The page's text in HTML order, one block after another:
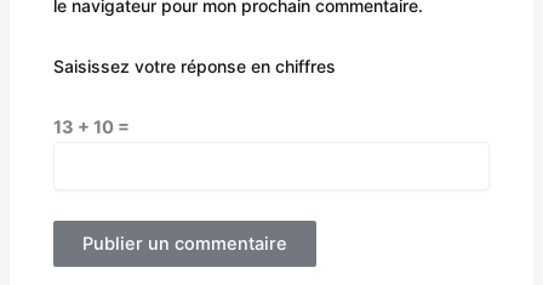
le navigateur pour mon prochain commentaire.
Saisissez votre réponse en chiffres
13 + 10 =